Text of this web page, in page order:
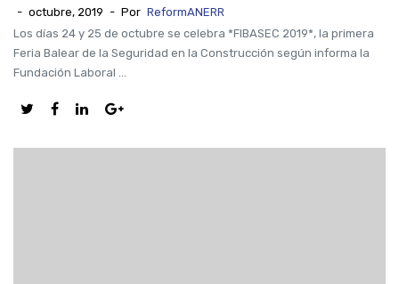
- octubre, 2019 - Por ReformANERR
Los días 24 y 25 de octubre se celebra *FIBASEC 2019*, la primera
Feria Balear de la Seguridad en la Construcción según informa la
Fundación Laboral ...